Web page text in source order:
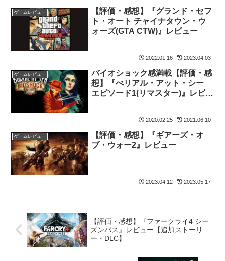
ゲームレビュー
【評価・感想】『グランド・セフ
ト・オート チャイナタウン・ウ
ォーズ(GTA CTW)』レビュー
2022.01.16 2023.04.03
ゲームレビュー
バイオショック感満載【評価・感
想】『べリアル・アット・シー
エピソード1(リマスター)』レビュ
2020.02.25 2021.06.10
ゲームレビュー
【評価・感想】『ギアーズ・オ
ブ・ウォー2』レビュー
2023.04.12 2023.05.17
【評価・感想】『ファークライ4 シー
ズンパス』レビュー【追加ストーリ
ー・DLC】